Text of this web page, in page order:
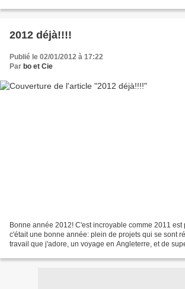
2012 déjà!!!!
Publié le 02/01/2012 à 17:22
Par bo et Cie
Bonne année 2012! C'est incroyable comme 2011 est
c'était une bonne année: plein de projets qui se sont
travail que j'adore, un voyage en Angleterre, et de